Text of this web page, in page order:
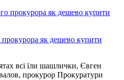
прокурора як дешево купити
всі їли шашлички, Євген
прокурор Прокуратури